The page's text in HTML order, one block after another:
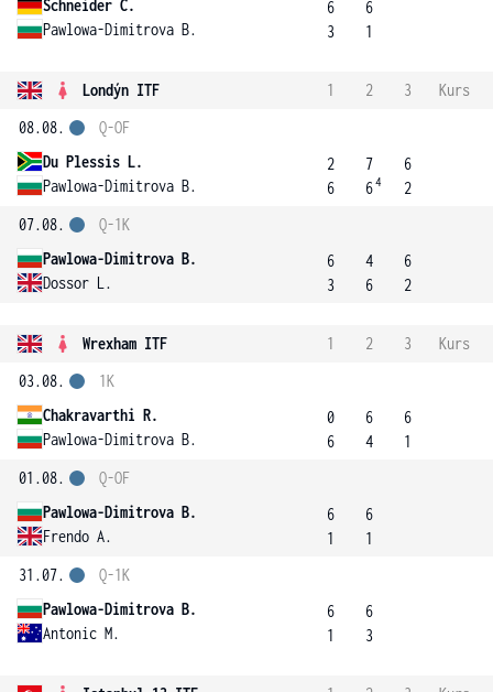
Schneider C.
Pawlowa-Dimitrova B.
6
3
6
1
Londýn ITF 1 2 3
Kurs
08.08.
Du Plessis L.
Pawlowa-Dimitrova B.
Q-OF
2
6
7
64
6
2
07.08.
Pawlowa-Dimitrova B.
Dossor L.
Q-1K
6
3
4
6
6
2
Wrexham ITF 1 2 3
Kurs
03.08.
Chakravarthi R.
Pawlowa-Dimitrova B.
1K
0
6
6
4
6
1
01.08.
Pawlowa-Dimitrova B.
Frendo A.
Q-OF
6
1
6
1
31.07.
Pawlowa-Dimitrova B.
Antonic M.
Q-1K
6
1
6
3